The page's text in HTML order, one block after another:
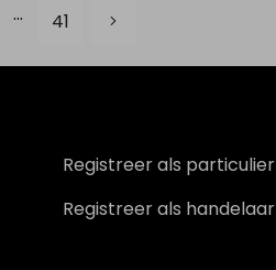
... 41
Registreer als particulier
Registreer als handelaar